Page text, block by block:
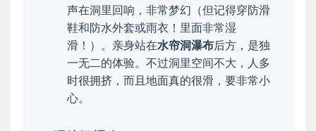
声在洞里回响，非常梦幻（但记得穿防滑
鞋和防水外套或雨衣！里面非常湿
滑！）。亲身站在水帘洞瀑布后方，是独
一无二的体验。不过洞里空间不大，人多
时很拥挤，而且地面真的很滑，要非常小
心。